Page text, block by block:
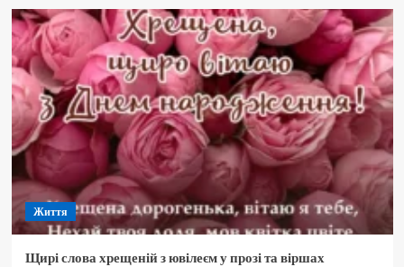
Життя
Щирі слова хрещеній з ювілеєм у прозі та віршах